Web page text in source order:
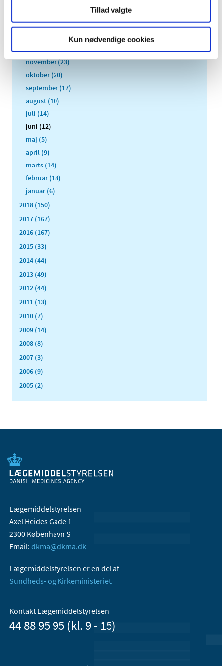
Tillad valgte
Kun nødvendige cookies
2020 (263)
december (11)
november (23)
oktober (20)
september (17)
august (10)
juli (14)
juni (12)
maj (5)
april (9)
marts (14)
februar (18)
januar (6)
2018 (150)
2017 (167)
2016 (167)
2015 (33)
2014 (44)
2013 (49)
2012 (44)
2011 (13)
2010 (7)
2009 (14)
2008 (8)
2007 (3)
2006 (9)
2005 (2)
Lægemiddelstyrelsen
Axel Heides Gade 1
2300 København S
Email: dkma@dkma.dk
Lægemiddelstyrelsen er en del af
Sundheds- og Kirkeministeriet.
Kontakt Lægemiddelstyrelsen
44 88 95 95 (kl. 9 - 15)